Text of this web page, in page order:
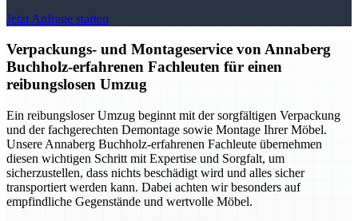
Jetzt Anfrage starten
Verpackungs- und Montageservice von Annaberg
Buchholz-erfahrenen Fachleuten für einen
reibungslosen Umzug
Ein reibungsloser Umzug beginnt mit der sorgfältigen Verpackung
und der fachgerechten Demontage sowie Montage Ihrer Möbel.
Unsere Annaberg Buchholz-erfahrenen Fachleute übernehmen
diesen wichtigen Schritt mit Expertise und Sorgfalt, um
sicherzustellen, dass nichts beschädigt wird und alles sicher
transportiert werden kann. Dabei achten wir besonders auf
empfindliche Gegenstände und wertvolle Möbel.